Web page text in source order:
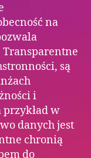
na
są
i
przykład w
danych jest
chronią
do